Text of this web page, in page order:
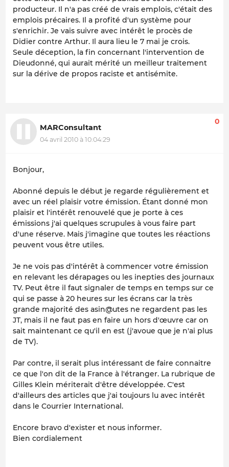
producteur. Il n'a pas créé de vrais emplois, c'était des
emplois précaires. Il a profité d'un système pour
s'enrichir. Je vais suivre avec intérêt le procès de
Didier contre Arthur. Il aura lieu le 7 mai je crois.
Seule déception, la fin concernant l'intervention de
Dieudonné, qui aurait mérité un meilleur traitement
sur la dérive de propos raciste et antisémite.
MARConsultant
04 avril 2010 à 10:04:29
0
Bonjour,
Abonné depuis le début je regarde régulièrement et
avec un réel plaisir votre émission. Étant donné mon
plaisir et l'intérêt renouvelé que je porte à ces
émissions j'ai quelques scrupules à vous faire part
d'une réserve. Mais j'imagine que toutes les réactions
peuvent vous être utiles.
Je ne vois pas d'intérêt à commencer votre émission
en relevant les dérapages ou les inepties des journaux
TV. Peut être il faut signaler de temps en temps sur ce
qui se passe à 20 heures sur les écrans car la très
grande majorité des asin@utes ne regardent pas les
JT, mais il ne faut pas en faire un hors d'œuvre car on
sait maintenant ce qu'il en est (j'avoue que je n'ai plus
de TV).
Par contre, il serait plus intéressant de faire connaitre
ce que l'on dit de la France à l'étranger. La rubrique de
Gilles Klein mériterait d'être développée. C'est
d'ailleurs des articles que j'ai toujours lu avec intérêt
dans le Courrier International.
Encore bravo d'exister et nous informer.
Bien cordialement